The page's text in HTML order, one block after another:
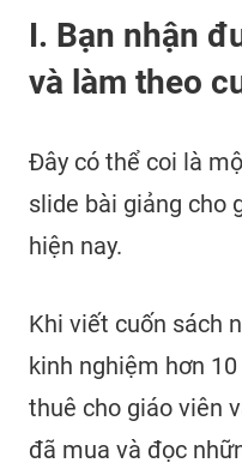
I. Bạn nhận
và làm theo
Đây có thể coi là
slide bài giảng cho
hiện nay.
Khi viết cuốn sách
kinh nghiệm hơn
thuê cho giáo viên
đã mua và đọc